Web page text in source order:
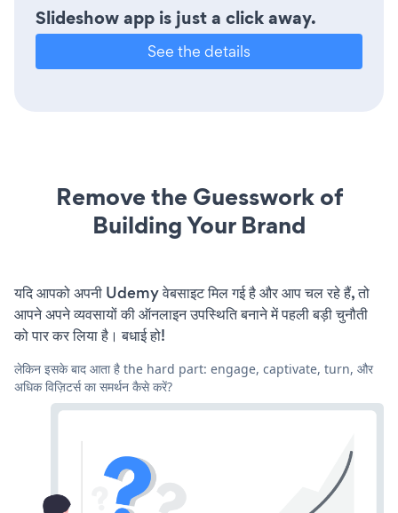
Slideshow app is just a click away.
See the details
Remove the Guesswork of
Building Your Brand
यदि आपको अपनी Udemy वेबसाइट मिल गई है और आप चल रहे हैं, तो
आपने अपने व्यवसायों की ऑनलाइन उपस्थिति बनाने में पहली बड़ी चुनौती
को पार कर लिया है। बधाई हो!
लेकिन इसके बाद आता है the hard part: engage, captivate, turn, और
अधिक विज़िटर्स का समर्थन कैसे करें?